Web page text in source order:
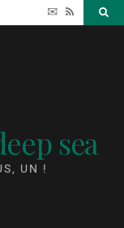
✉ RSS
sea
UN !